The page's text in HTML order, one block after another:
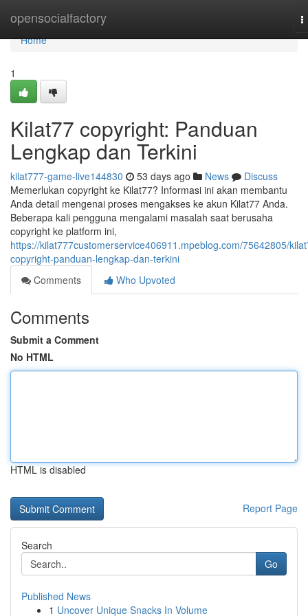
opensocialfactory
Home
Home
1
Kilat77 copyright: Panduan
Lengkap dan Terkini
kilat777-game-live144830 53 days ago News
Discuss
Memerlukan copyright ke Kilat77? Informasi ini akan membantu
Anda detail mengenai proses mengakses ke akun Kilat77 Anda.
Beberapa kali pengguna mengalami masalah saat berusaha
copyright ke platform ini,
https://kilat777customerservice406911.mpeblog.com/75642805/
copyright-panduan-lengkap-dan-terkini
Comments
Who Upvoted
Comments
Submit a Comment
No HTML
HTML is disabled
Report Page
Search
Go
Published News
1 Uncover Unique Snacks In Volume